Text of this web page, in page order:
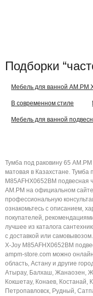
Подборки
Мебель для ванной AM.PM
В современном стиле
Мебель для ванной
Тумба под раковину 65
матовая в Казахстане. Тумба
M85AFHX0652BM подвесная
AM.PM на официальном
профессиональную
ознакомьтесь с описанием,
покупателей,
лучшее из каталога
с доставкой или
X-Joy M85AFHX0652BM
ampm-store.com можно
область, Астану и другие
Атырау, Балхаш, Жанаозен,
Кокшетау, Конаев,
Петропавловск, Рудный,